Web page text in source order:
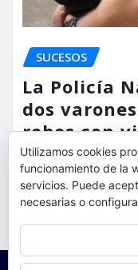
SUCESOS
La Policía
dos
robos con
misma
torrent al dia
Utilizamos cookies
funcionamiento de la
servicios. Puede
necesarias o